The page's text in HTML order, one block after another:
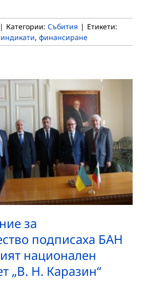
| Категории: Събития | Етикети:
, финансиране
за
подписаха БАН
национален
„В. Н. Каразин“